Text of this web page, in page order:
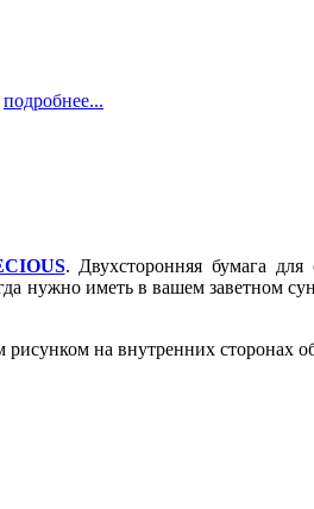
подробнее...
. Двухсторонняя бумага
нужно иметь в вашем заветном
на внутренних сторонах